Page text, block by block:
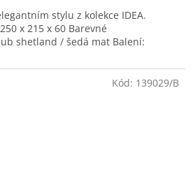
stylu z kolekce IDEA.
x 215 x 60 Barevné
shetland / šedá mat Balení:
Kód: 139029/B